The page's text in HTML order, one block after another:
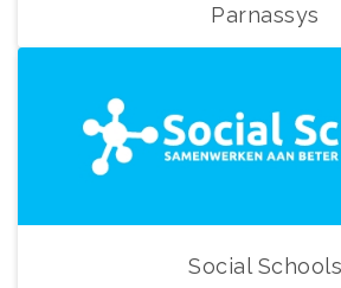
Parnassys
Social Schools